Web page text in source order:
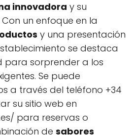
innovadora y su
un enfoque en la
y una presentación
se destaca
sorprender a los
Se puede
a través del teléfono +34
su sitio web en
para reservas o
de sabores